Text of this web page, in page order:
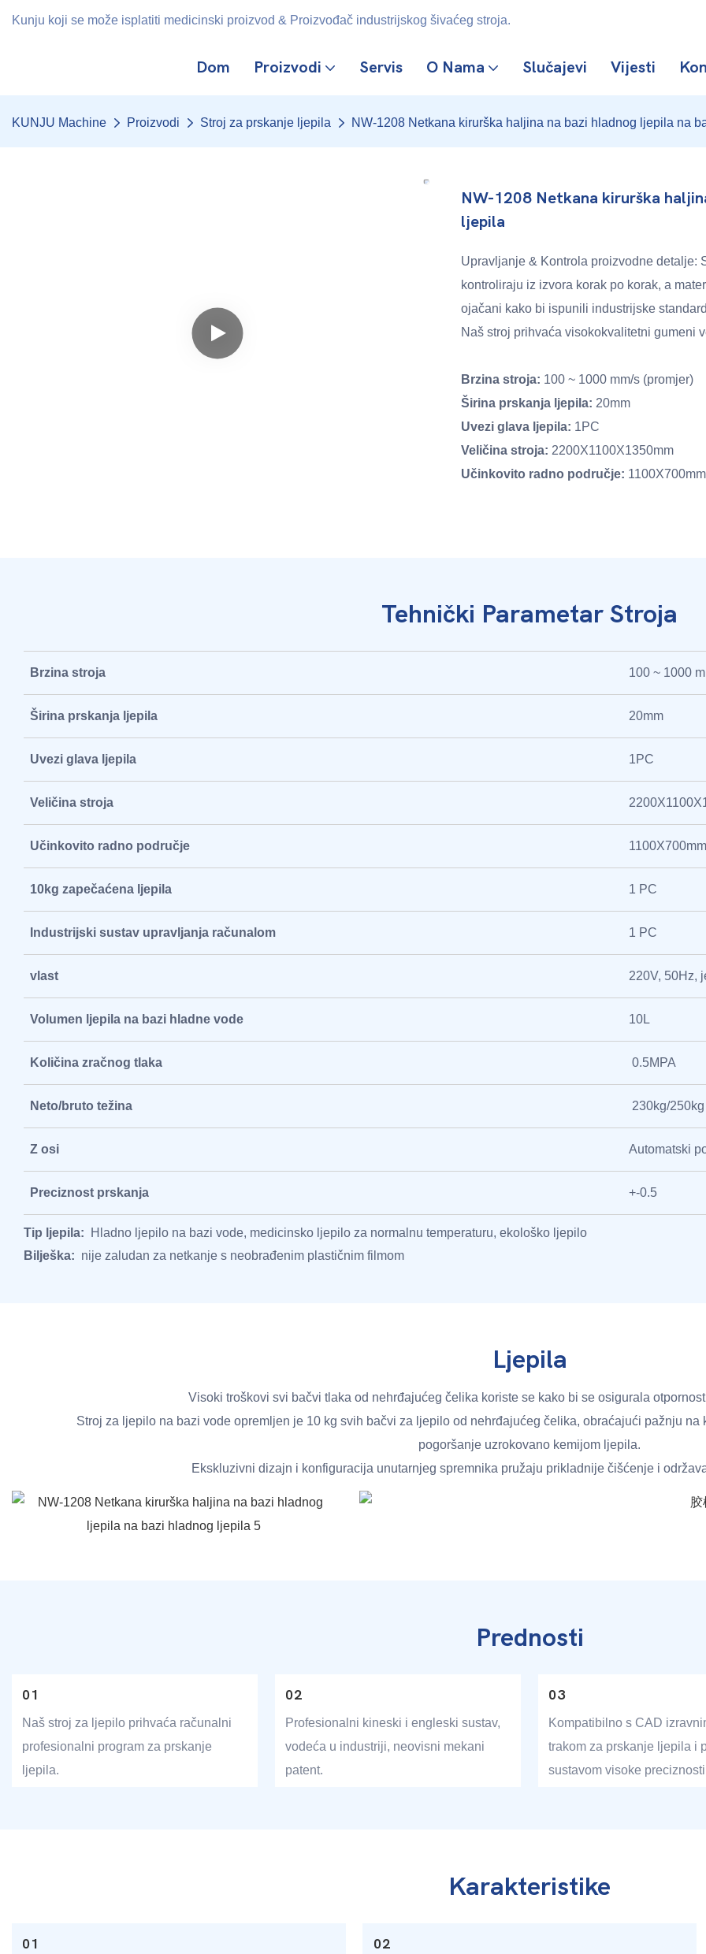
Kunju koji se može isplatiti medicinski proizvod & Proizvođač industrijskog šivaćeg stroja.
Dom Proizvodi Servis O Nama Slučajevi Vijesti
KUNJU Machine Proizvodi Stroj za prskanje ljepila NW-1208 Netkana kirurška haljina na bazi hladnog ljepila na
NW-1208 Netkana kirurška
ljepila
Upravljanje & Kontrola proizvodne detalje:
kontroliraju iz izvora korak po korak, a
ojačani kako bi ispunili industrijske
Naš stroj prihvaća visokokvalitetni gumeni
Brzina stroja: 100 ~ 1000 mm/s (promjer)
Širina prskanja ljepila: 20mm
Uvezi glava ljepila: 1PC
Veličina stroja: 2200X1100X1350mm
Učinkovito radno područje: 1100X700mm
Tehnički Parametar Stroja
Brzina stroja 100 ~ 1000
Širina prskanja ljepila 20mm
Uvezi glava ljepila 1PC
Veličina stroja
Učinkovito radno područje 1100X700mm
10kg zapečaćena ljepila 1 PC
Industrijski sustav upravljanja računalom 1 PC
vlast 220V, 50Hz,
Volumen ljepila na bazi hladne vode 10L
Količina zračnog tlaka 0.5MPA
Neto/bruto težina 230kg/250kg
Z osi Automatski
Preciznost prskanja +-0.5
Tip ljepila:
Hladno ljepilo na bazi vode, medicinsko ljepilo za normalnu temperaturu, ekološko ljepilo
Bilješka: nije zaludan za netkanje s neobrađenim plastičnim filmom
Ljepila
Visoki troškovi svi bačvi tlaka od nehrđajućeg čelika koriste se kako bi se osigurala
Stroj za ljepilo na bazi vode opremljen je 10 kg svih bačvi za ljepilo od nehrđajućeg čelika, obraćajući pažnju
pogoršanje uzrokovano kemijom ljepila.
Ekskluzivni dizajn i konfiguracija unutarnjeg spremnika pružaju prikladnije čišćenje i
Prednosti
01
Naš stroj za ljepilo prihvaća računalni
profesionalni program za prskanje
ljepila.
02
Profesionalni kineski i engleski sustav,
vodeća u industriji, neovisni mekani
patent.
03
Kompatibilno s CAD
trakom za prskanje ljepila i
sustavom visoke
Karakteristike
01 02